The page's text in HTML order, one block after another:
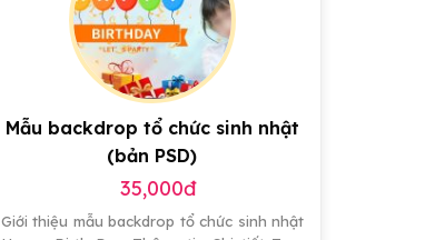
hiệu
ứng
đẹp
Mẫu backdrop tổ chức sinh nhật
(bản PSD)
35,000đ
Giới thiệu mẫu backdrop tổ chức sinh nhật